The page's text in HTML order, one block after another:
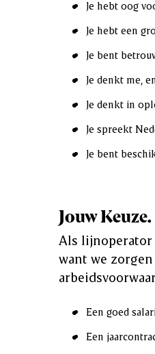
Je hebt oog
Je hebt een
Je bent
Je denkt me,
Je denkt in
Je spreekt
Je bent
Jouw Keuze.
Als lijnoperator
want we
Een goed
Een